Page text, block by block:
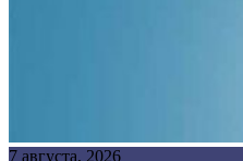
7 августа, 2026